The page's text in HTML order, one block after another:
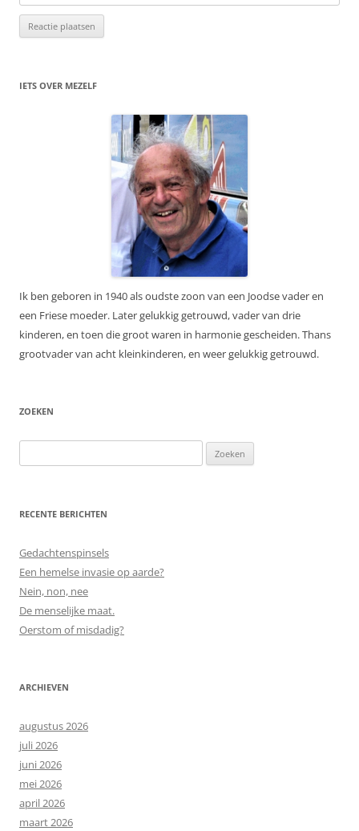
IETS OVER MEZELF
Ik ben geboren in 1940 als oudste zoon van een Joodse vader en
een Friese moeder. Later gelukkig getrouwd, vader van drie
kinderen, en toen die groot waren in harmonie gescheiden. Thans
grootvader van acht kleinkinderen, en weer gelukkig getrouwd.
ZOEKEN
naar:
RECENTE BERICHTEN
Gedachtenspinsels
Een hemelse invasie op aarde?
Nein, non, nee
De menselijke maat.
Oerstom of misdadig?
ARCHIEVEN
augustus 2026
juli 2026
juni 2026
mei 2026
april 2026
maart 2026